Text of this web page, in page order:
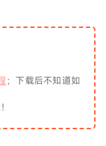
；下载后不知道如